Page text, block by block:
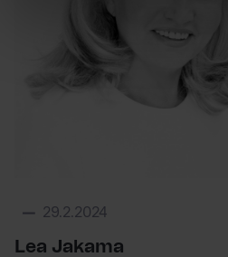
29.2.2024
Lea Jakama